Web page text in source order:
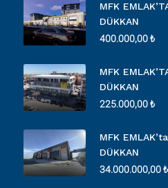
MFK
DÜKKAN
400.000,00 ₺
MFK
DÜKKAN
225.000,00 ₺
MFK
DÜKKAN
34.000.000,00 ₺